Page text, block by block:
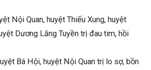
Nội Quan, huyệt Thiếu Xung, huyệt
Dương Lăng Tuyền trị đau tim, hồi
Bá Hội, huyệt Nội Quan trị lo sợ, bồn